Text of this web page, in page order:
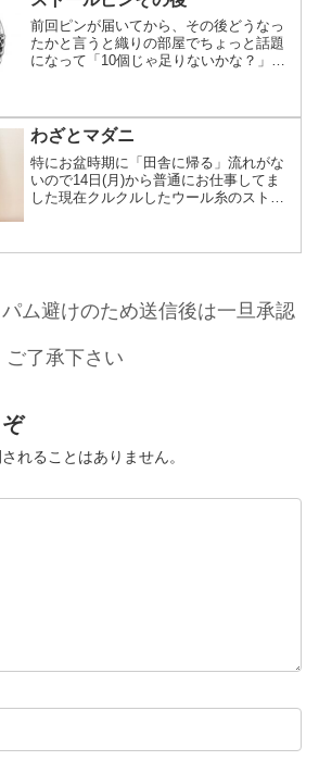
前回ピンが届いてから、その後どうなっ
たかと言うと織りの部屋でちょっと話題
になって「10個じゃ足りないかな？」か
(笑)合計50個届く事になったので、デザ
フェスへ連れて行...
わざとマダニ
特にお盆時期に「田舎に帰る」流れがな
いので14日(月)から普通にお仕事してま
した現在クルクルしたウール糸のストー
らのスタート！早速2個程マダニ(巻き)を
ム避けのため送信後は一旦承認
了承下さい
れることはありません。